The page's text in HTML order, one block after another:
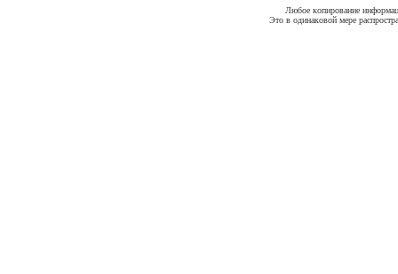
Любое копирование
Это в одинаковой мере